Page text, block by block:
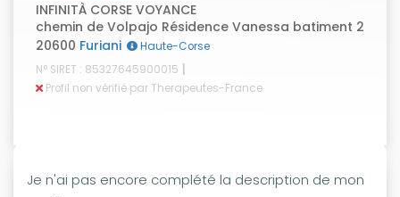
INFINITÀ CORSE VOYANCE
chemin de Volpajo Résidence Vanessa batiment 2
20600 Furiani
Haute-Corse
N° SIRET : 85327645900015 |
Profil non vérifié par Therapeutes-France
Je n'ai pas encore complété la description de mon